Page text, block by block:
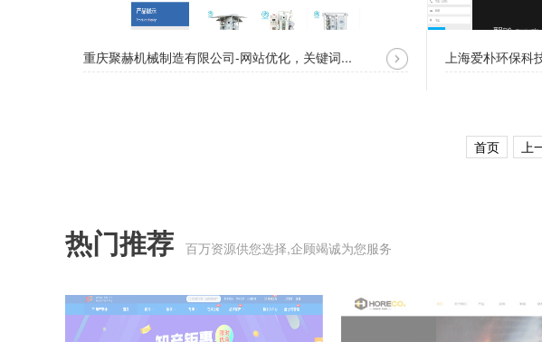
重庆聚赫机械制造有限公司-网站优化，关键词... 上海爱朴环保科
首页 上
热门推荐 百万资源供您选择,企顾竭诚为您服务